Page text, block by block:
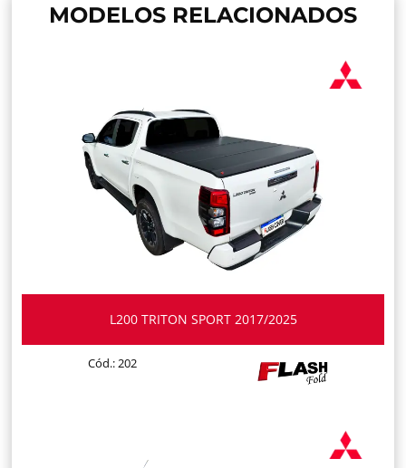
MODELOS RELACIONADOS
L200 TRITON SPORT 2017/2025
Cód.: 202